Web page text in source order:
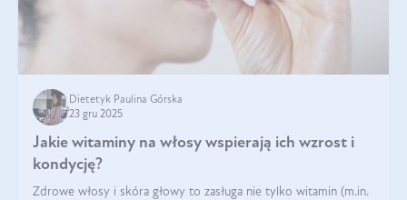
Dietetyk Paulina Górska
23 gru 2025
Jakie witaminy na włosy wspierają ich wzrost i
kondycję?
Zdrowe włosy i skóra głowy to zasługa nie tylko witamin (m.in.